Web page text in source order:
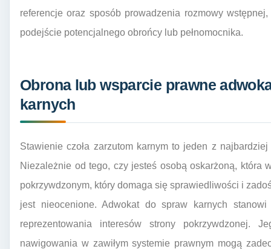
referencje oraz sposób prowadzenia rozmowy
podejście potencjalnego obrońcy lub pełnomocnika.
Obrona lub wsparcie prawne
karnych
Stawienie czoła zarzutom karnym to jeden z
Niezależnie od tego, czy jesteś osobą oskarżoną, która
pokrzywdzonym, który domaga się sprawiedliwości i
jest nieocenione. Adwokat do spraw karnych
reprezentowania interesów strony pokrzywdzonej.
nawigowania w zawiłym systemie prawnym mogą